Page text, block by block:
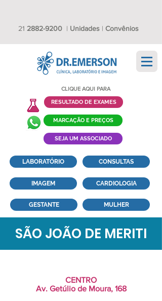
MARCAÇÃO E PREÇOS
RESULTADO DE EXAMES
21 2882-9200 | Unidades | Convênios
CLIQUE AQUI PARA
SEJA UM ASSOCIADO
LABORATÓRIO
IMAGEM
GESTANTE
CONSULTAS
CARDIOLOGIA
MULHER
PATERNIDADE
SÃO JOÃO DE MERITI
CENTRO
Av. Getúlio de Moura, 168